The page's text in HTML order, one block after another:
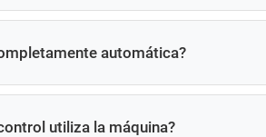
admiten M3–M60.
automática?
roscado, inspección y
utiliza la máquina?